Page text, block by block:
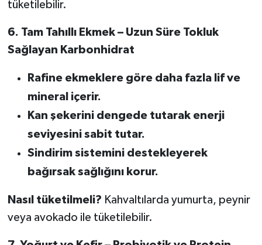
tüketilebilir.
6. Tam Tahıllı Ekmek – Uzun Süre Tokluk
Sağlayan Karbonhidrat
Rafine ekmeklere göre daha fazla lif ve
mineral içerir.
Kan şekerini dengede tutarak enerji
seviyesini sabit tutar.
Sindirim sistemini destekleyerek
bağırsak sağlığını korur.
Nasıl tüketilmeli? Kahvaltılarda yumurta, peynir
veya avokado ile tüketilebilir.